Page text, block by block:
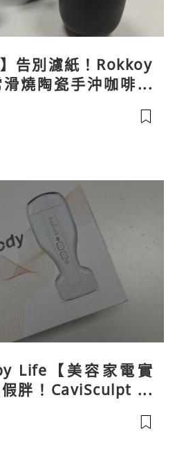
】告別濾紙！Rokkoy
燒陶瓷手沖咖啡組
Life【美容家電實
胖！CaviSculpt 新
波體雕儀親身試用＆